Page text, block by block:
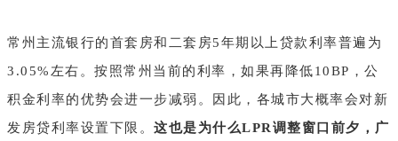
常州主流银行的首套房和二套房5年期以上贷款利率普遍为
3.05%左右。按照常州当前的利率，如果再降低10BP，公
积金利率的优势会进一步减弱。因此，各城市大概率会对新
发房贷利率设置下限。 这也是为什么LPR调整窗口前夕，广